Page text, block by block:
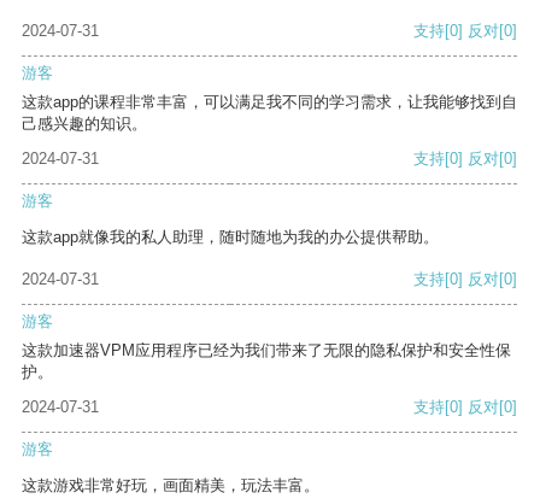
2024-07-31 支持[0] 反对[0]
游客
这款app的课程非常丰富，可以满足我不同的学习需求，让我能够找到自
己感兴趣的知识。
2024-07-31
支持[0] 反对[0]
游客
这款app就像我的私人助理，随时随地为我的办公提供帮助。
2024-07-31 支持[0] 反对[0]
游客
这款加速器VPM应用程序已经为我们带来了无限的隐私保护和安全性保
护。
2024-07-31
支持[0] 反对[0]
游客
这款游戏非常好玩，画面精美，玩法丰富。